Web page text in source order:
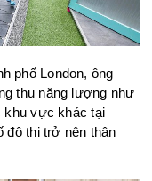
phố London, ông
thu năng lượng như
khu vực khác tại
đô thị trở nên thân